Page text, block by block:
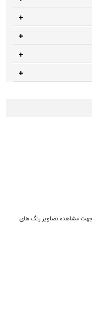
جهت مشاهده تصاویر رنگ های